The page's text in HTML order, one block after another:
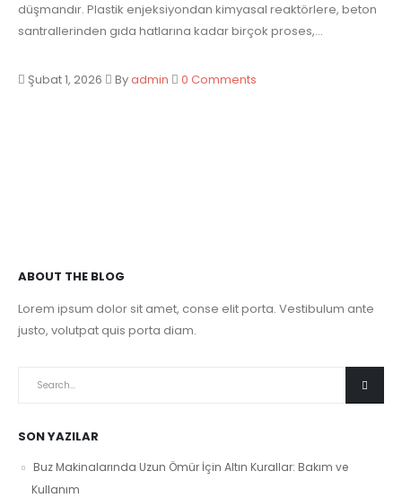
düşmandır. Plastik enjeksiyondan kimyasal reaktörlere, beton
santrallerinden gıda hatlarına kadar birçok proses,...
Şubat 1, 2026 Byadmin 0 Comments
ABOUT THE BLOG
Lorem ipsum dolor sit amet, conse elit porta. Vestibulum ante
justo, volutpat quis porta diam.
SON YAZILAR
Buz Makinalarında Uzun Ömür İçin Altın Kurallar: Bakım ve
Kullanım